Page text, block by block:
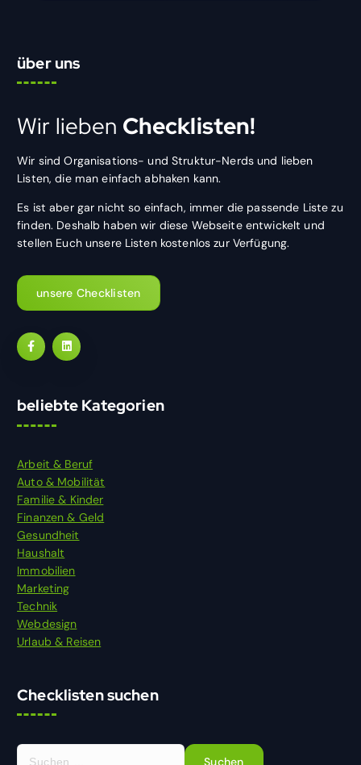
über uns
Wir lieben Checklisten!
Wir sind Organisations- und Struktur-Nerds und lieben
Listen, die man einfach abhaken kann.
Es ist aber gar nicht so einfach, immer die passende Liste zu
finden. Deshalb haben wir diese Webseite entwickelt und
stellen Euch unsere Listen kostenlos zur Verfügung.
unsere Checklisten
beliebte Kategorien
Arbeit & Beruf
Auto & Mobilität
Familie & Kinder
Finanzen & Geld
Gesundheit
Haushalt
Immobilien
Marketing
Technik
Webdesign
Urlaub & Reisen
Checklisten suchen
S